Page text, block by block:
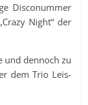
Disconummer
Night“ der
und dennoch zu
dem Trio Leis-